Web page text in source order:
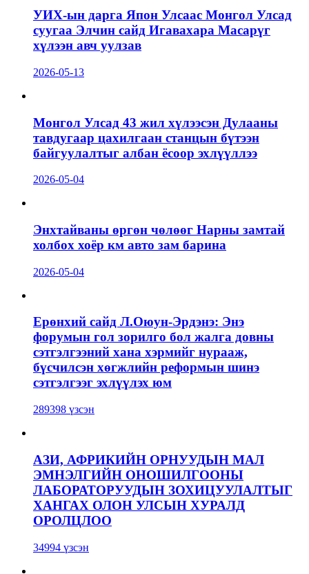
УИХ-ын дарга Япон Улсаас Монгол Улсад
суугаа Элчин сайд Игавахара Масарүг
хүлээн авч уулзав
2026-05-13
Монгол Улсад 43 жил хүлээсэн Дулааны
тавдугаар цахилгаан станцын бүтээн
байгуулалтыг албан ёсоор эхлүүллээ
2026-05-04
Энхтайваны өргөн чөлөөг Нарны замтай
холбох хоёр км авто зам барина
2026-05-04
Ерөнхий сайд Л.Оюун-Эрдэнэ: Энэ
форумын гол зорилго бол жалга довны
сэтгэлгээний хана хэрмийг нурааж,
бүсчилсэн хөгжлийн реформын шинэ
сэтгэлгээг эхлүүлэх юм
289398 үзсэн
АЗИ, АФРИКИЙН ОРНУУДЫН МАЛ
ЭМНЭЛГИЙН ОНОШИЛГООНЫ
ЛАБОРАТОРУУДЫН ЗОХИЦУУЛАЛТЫГ
ХАНГАХ ОЛОН УЛСЫН ХУРАЛД
ОРОЛЦЛОО
34994 үзсэн